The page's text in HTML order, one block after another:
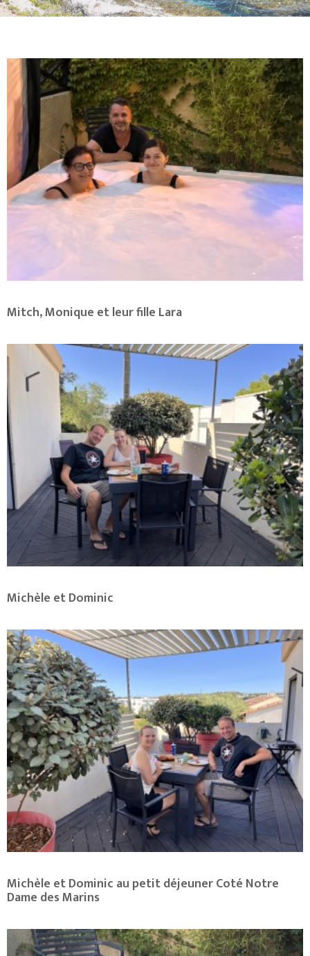
Mitch, Monique et leur fille Lara
Michèle et Dominic
Michèle et Dominic au petit déjeuner Coté Notre
Dame des Marins